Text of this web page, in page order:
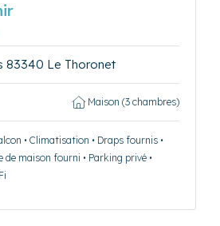
83340 Le Thoronet
Maison (3 chambres)
• Climatisation • Draps fournis •
de maison fourni • Parking privé •